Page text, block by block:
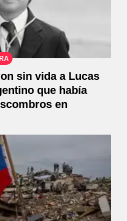
sin vida a Lucas
que había
en